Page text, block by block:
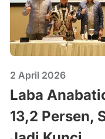
2 April 2026
Laba
13,2 Persen,